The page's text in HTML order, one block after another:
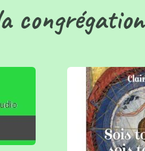
congrégation